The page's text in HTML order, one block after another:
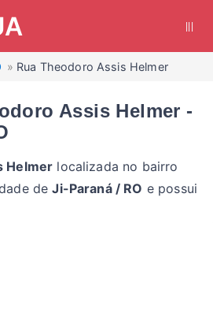
Rua Theodoro Assis Helmer
Assis Helmer -
Helmer localizada no bairro
deJi-Paraná / RO e possui